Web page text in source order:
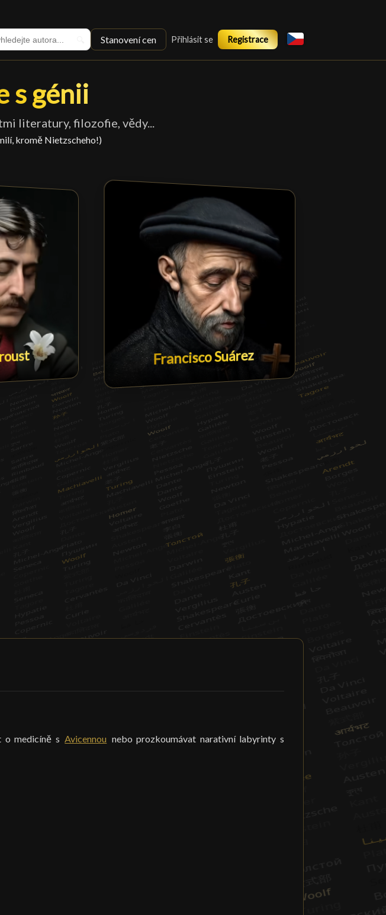
Stanovení cen Přihlásit se Registrace
s génii
s génii
literatury, filozofie, vědy...
kromě Nietzscheho!)
Francisco Suárez
o medicíně s Avicennou nebo prozkoumávat narativní labyrinty s